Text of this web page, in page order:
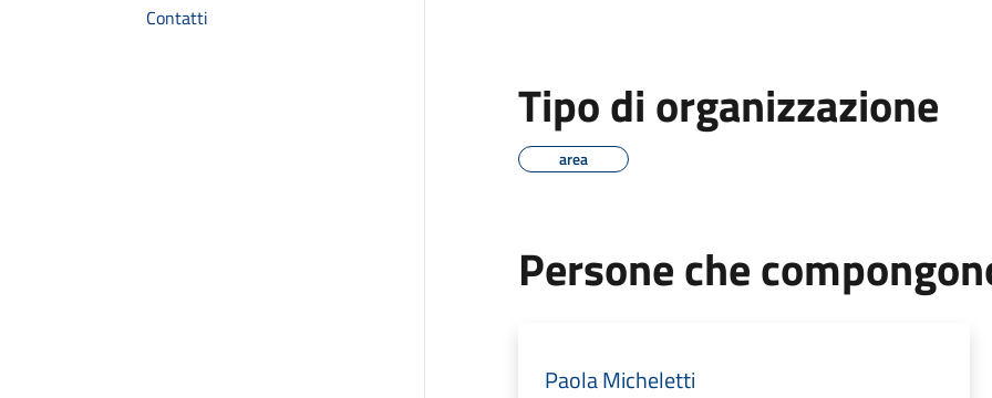
Contatti
Tipo di organizzazione
area
Persone che
Paola Micheletti